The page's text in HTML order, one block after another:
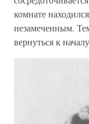
комнате
незамеченным.
вернуться к